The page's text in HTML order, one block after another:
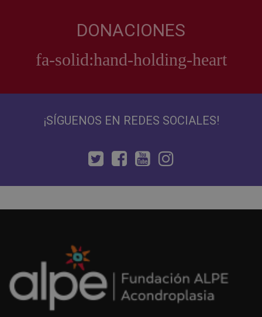
DONACIONES
¡SÍGUENOS EN REDES SOCIALES!